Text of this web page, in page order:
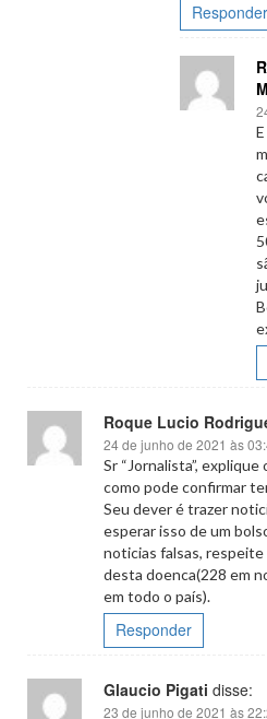
Responder
Roque Lucio
24 de junho de 2021 às
Sr “Jornalista”,
como pode confirmar
Seu dever é trazer
esperar isso de um
noticias falsas,
desta doenca(228 em
em todo o país).
Responder
Glaucio Pigati disse:
23 de junho de 2021 às